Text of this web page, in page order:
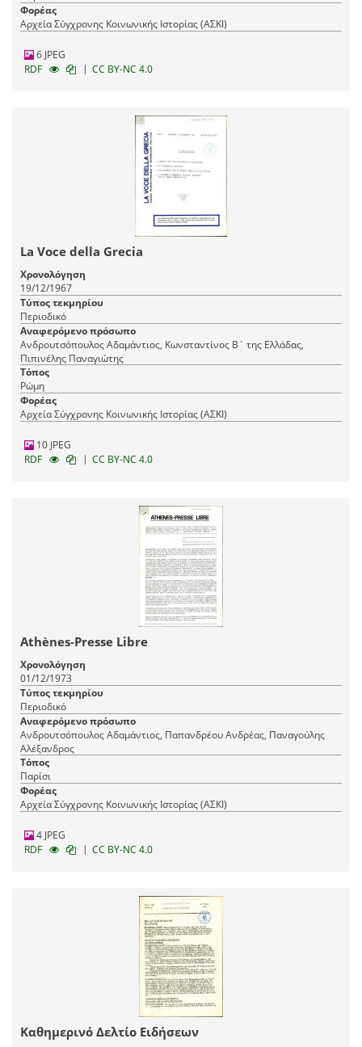
Φορέας
Αρχεία Σύγχρονης Κοινωνικής Ιστορίας (ΑΣΚΙ)
6 JPEG
RDF
| CC BY-NC 4.0
La Voce della Grecia
Χρονολόγηση
19/12/1967
Τύπος τεκμηρίου
Περιοδικό
Αναφερόμενο πρόσωπο
Ανδρουτσόπουλος Αδαμάντιος, Κωνσταντίνος Β΄ της Ελλάδας,
Πιπινέλης Παναγιώτης
Τόπος
Ρώμη
Φορέας
Αρχεία Σύγχρονης Κοινωνικής Ιστορίας (ΑΣΚΙ)
10 JPEG
RDF
| CC BY-NC 4.0
Athènes-Presse Libre
Χρονολόγηση
01/12/1973
Τύπος τεκμηρίου
Περιοδικό
Αναφερόμενο πρόσωπο
Ανδρουτσόπουλος Αδαμάντιος, Παπανδρέου Ανδρέας, Παναγούλης
Αλέξανδρος
Τόπος
Παρίσι
Φορέας
Αρχεία Σύγχρονης Κοινωνικής Ιστορίας (ΑΣΚΙ)
4 JPEG
RDF
| CC BY-NC 4.0
Καθημερινό Δελτίο Ειδήσεων